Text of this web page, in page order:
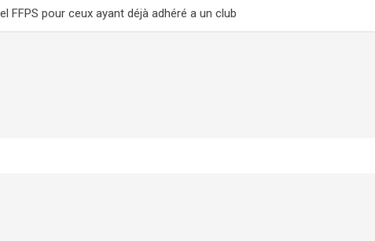
FFPS pour ceux ayant déjà adhéré a un club